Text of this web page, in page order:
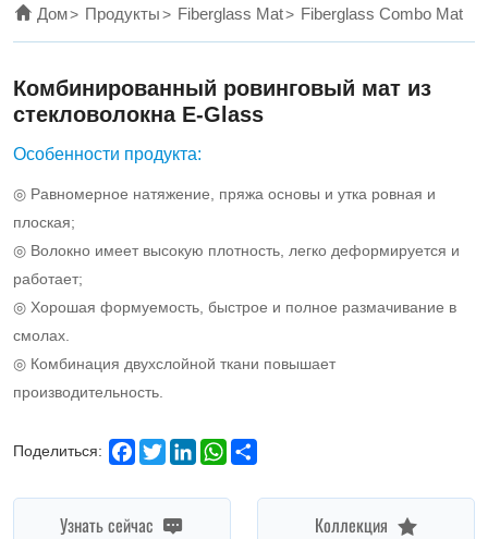
togther
by
polyester
yarn.
Дом Продукты Fiberglass Mat Fiberglass Combo Mat
Комбинированный ровинговый мат из
стекловолокна E-Glass
Особенности продукта:
◎ Равномерное натяжение, пряжа основы и утка ровная и
плоская;
◎ Волокно имеет высокую плотность, легко деформируется и
работает;
◎ Хорошая формуемость, быстрое и полное размачивание в
смолах.
◎ Комбинация двухслойной ткани повышает
производительность.
Поделиться: Facebook
TwitterLinkedInWhatsApp
Узнать сейчас Коллекция